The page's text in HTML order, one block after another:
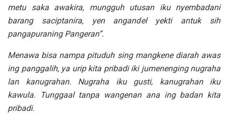
metu saka awakira, mungguh utusan iku nyembadani
barang saciptanira, yen angandel yekti antuk sih
pangapuraning Pangeran”.
Menawa bisa nampa pituduh sing mangkene diarah awas
ing panggalih, ya urip kita pribadi iki jumenenging nugraha
lan kanugrahan. Nugraha iku gusti, kanugrahan iku
kawula. Tunggaal tanpa wangenan ana ing badan kita
pribadi.